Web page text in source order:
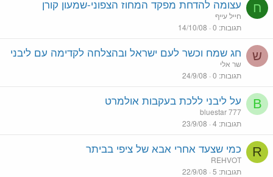
ח עצומה להדחת מפקד המחוז הצפוני-שמעון קורן
חייל עייף
תגובות 0
14/10/08
ש חג שמח וכשר לעם ישראל ובהצלחה לקדימה עם ליבני
שר אלי
תגובות 0
24/9/08
B על ליבני ללכת בעקבות אולמרט
bluestar 777
תגובות 4
23/9/08
R כמי שצעד אחרי אבא של ציפי בביתר
REHVOT
תגובות 5
22/9/08